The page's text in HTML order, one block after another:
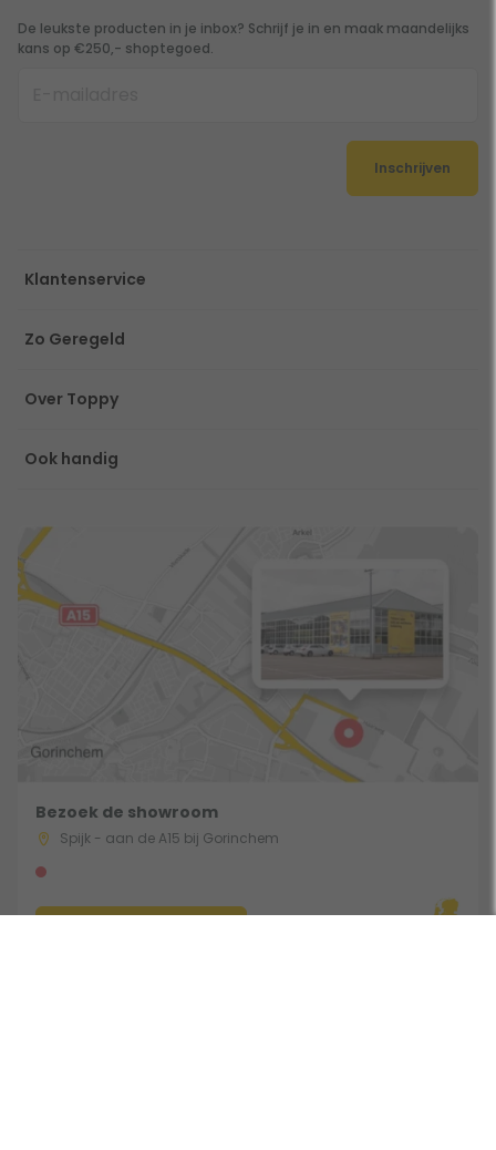
De leukste producten in je inbox? Schrijf je in en maak maandelijks
kans op €250,- shoptegoed.
Inschrijven
Klantenservice
Zo Geregeld
Over Toppy
Ook handig
Bezoek de showroom
Spijk - aan de A15 bij Gorinchem